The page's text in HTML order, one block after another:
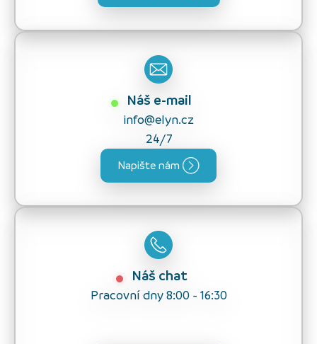
Náš e-mail
info@elyn.cz
24/7
Napište nám
Náš chat
Pracovní dny 8:00 - 16:30